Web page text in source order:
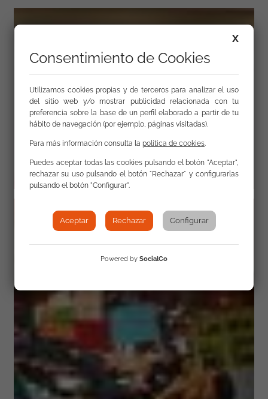
X
Consentimiento de Cookies
Utilizamos cookies propias y de terceros para analizar el uso
del sitio web y/o mostrar publicidad relacionada con tu
preferencia sobre la base de un perfil elaborado a partir de tu
hábito de navegación (por ejemplo, páginas visitadas).
Para más información consulta la política de cookies
Puedes aceptar todas las cookies pulsando el botón "Aceptar",
rechazar su uso pulsando el botón "Rechazar" y configurarlas
pulsando el botón "Configurar".
Aceptar Rechazar Configurar
Powered by SocialCo